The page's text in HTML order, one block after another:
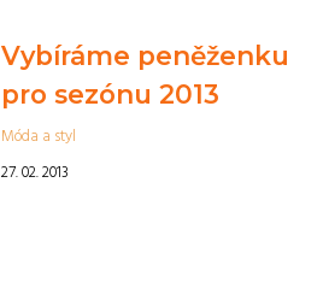
Vybíráme peněženku
pro sezónu 2013
Móda a styl
27. 02. 2013